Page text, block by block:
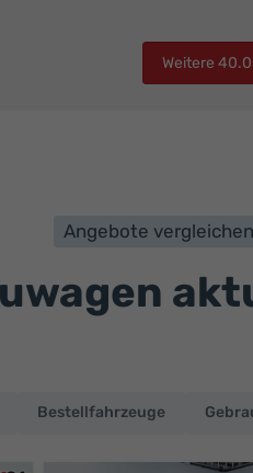
Weitere
Angebote
Bestellfahrzeuge